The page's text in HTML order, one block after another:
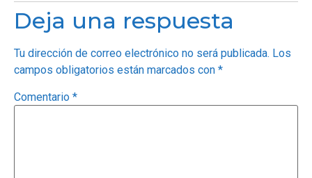
Deja una respuesta
Tu dirección de correo electrónico no será publicada. Los
campos obligatorios están marcados con *
Comentario *